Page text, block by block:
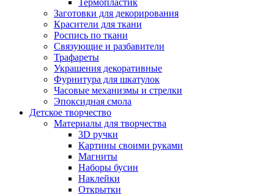
Термопластик
Заготовки для декорирования
Красители для ткани
Роспись по ткани
Связующие и разбавители
Трафареты
Украшения декоративные
Фурнитура для шкатулок
Часовые механизмы и стрелки
Эпоксидная смола
Детское творчество
Материалы для творчества
3D ручки
Картины своими руками
Магниты
Наборы бусин
Наклейки
Открытки